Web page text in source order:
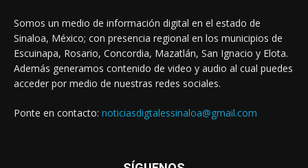
Somos un medio de información digital en el estado de
Sinaloa, México; con presencia regional en los municipios de
Escuinapa, Rosario, Concordia, Mazatlán, San Ignacio y Elota.
Además generamos contenido de video y audio al cual puedes
acceder por medio de nuestras redes sociales.
Ponte en contacto: noticiasdigtalessinaloa@gmail.com